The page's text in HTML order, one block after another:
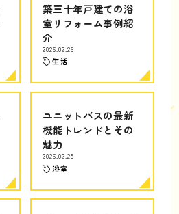
築三十年戸建ての浴
室リフォーム事例紹
介
2026.02.26
生活
ユニットバスの最新
機能トレンドとその
魅力
2026.02.25
浴室